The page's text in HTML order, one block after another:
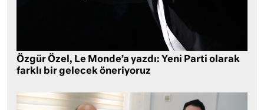
Özgür Özel, Le Monde’a yazdı: Yeni Parti olarak
farklı bir gelecek öneriyoruz